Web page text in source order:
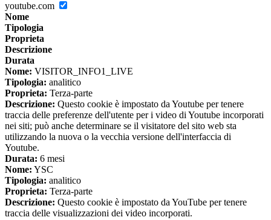
youtube.com
Nome
Tipologia
Proprieta
Descrizione
Durata
Nome: VISITOR_INFO1_LIVE
Tipologia: analitico
Proprieta: Terza-parte
Descrizione: Questo cookie è impostato da Youtube per tenere
traccia delle preferenze dell'utente per i video di Youtube incorporati
nei siti; può anche determinare se il visitatore del sito web sta
utilizzando la nuova o la vecchia versione dell'interfaccia di
Youtube.
Durata: 6 mesi
Nome: YSC
Tipologia: analitico
Proprieta: Terza-parte
Descrizione: Questo cookie è impostato da YouTube per tenere
traccia delle visualizzazioni dei video incorporati.